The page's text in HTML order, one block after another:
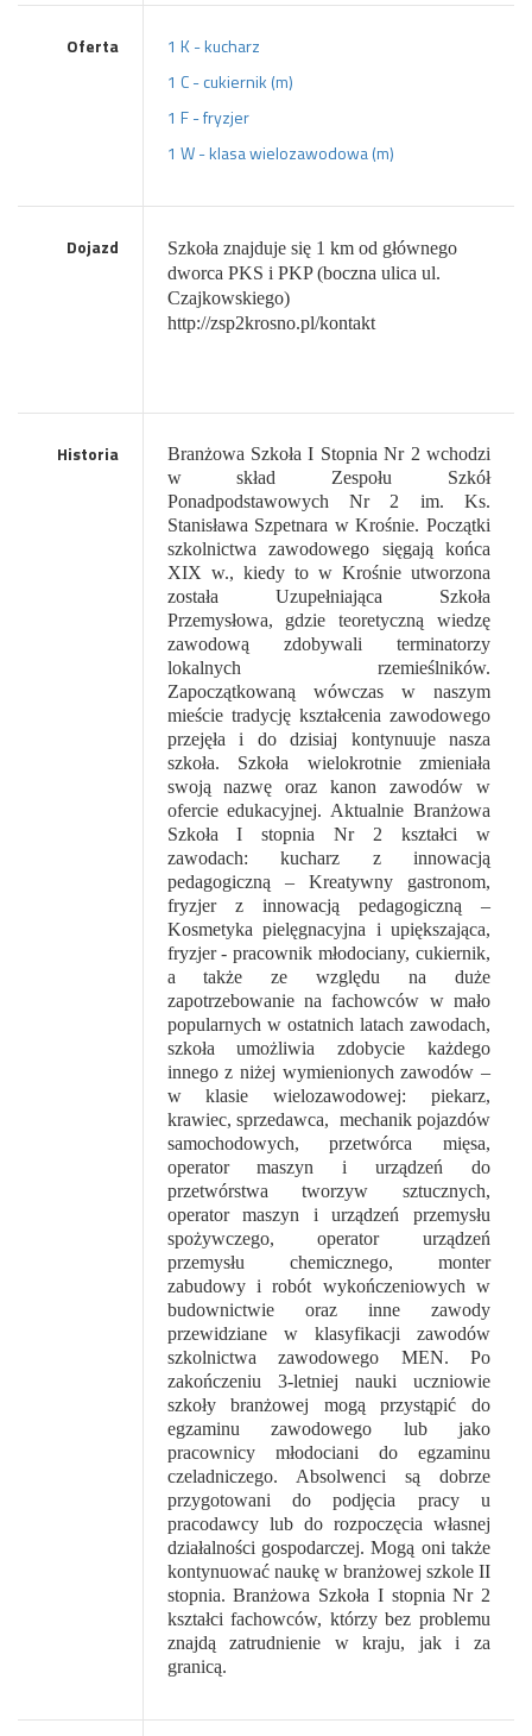
Oferta
1 K - kucharz
1 C - cukiernik (m)
1 F - fryzjer
1 W - klasa wielozawodowa (m)
Dojazd
Szkoła znajduje się 1 km od głównego
dworca PKS i PKP (boczna ulica ul.
Czajkowskiego)
http://zsp2krosno.pl/kontakt
Historia
Branżowa Szkoła I Stopnia Nr 2 wchodzi
w skład Zespołu Szkół
Ponadpodstawowych Nr 2 im. Ks.
Stanisława Szpetnara w Krośnie. Początki
szkolnictwa zawodowego sięgają końca
XIX w., kiedy to w Krośnie utworzona
została Uzupełniająca Szkoła
Przemysłowa, gdzie teoretyczną wiedzę
zawodową zdobywali terminatorzy
lokalnych rzemieślników.
Zapoczątkowaną wówczas w naszym
mieście tradycję kształcenia zawodowego
przejęła i do dzisiaj kontynuuje nasza
szkoła. Szkoła wielokrotnie zmieniała
swoją nazwę oraz kanon zawodów w
ofercie edukacyjnej. Aktualnie Branżowa
Szkoła I stopnia Nr 2 kształci w
zawodach: kucharz z innowacją
pedagogiczną – Kreatywny gastronom,
fryzjer z innowacją pedagogiczną –
Kosmetyka pielęgnacyjna i upiększająca,
fryzjer - pracownik młodociany, cukiernik,
a także ze względu na duże
zapotrzebowanie na fachowców w mało
popularnych w ostatnich latach zawodach,
szkoła umożliwia zdobycie każdego
innego z niżej wymienionych zawodów –
w klasie wielozawodowej: piekarz,
krawiec, sprzedawca, mechanik pojazdów
samochodowych, przetwórca mięsa,
operator maszyn i urządzeń do
przetwórstwa tworzyw sztucznych,
operator maszyn i urządzeń przemysłu
spożywczego, operator urządzeń
przemysłu chemicznego, monter
zabudowy i robót wykończeniowych w
budownictwie oraz inne zawody
przewidziane w klasyfikacji zawodów
szkolnictwa zawodowego MEN. Po
zakończeniu 3-letniej nauki uczniowie
szkoły branżowej mogą przystąpić do
egzaminu zawodowego lub jako
pracownicy młodociani do egzaminu
czeladniczego. Absolwenci są dobrze
przygotowani do podjęcia pracy u
pracodawcy lub do rozpoczęcia własnej
działalności gospodarczej. Mogą oni także
kontynuować naukę w branżowej szkole II
stopnia. Branżowa Szkoła I stopnia Nr 2
kształci fachowców, którzy bez problemu
znajdą zatrudnienie w kraju, jak i za
granicą.